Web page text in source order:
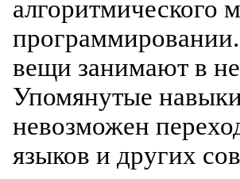
алгоритмического
вещи занимают в
Упомянутые
невозможен
языков и других